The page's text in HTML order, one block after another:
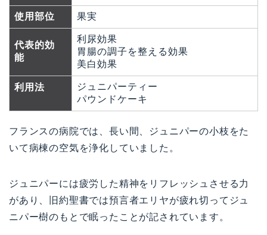
使用部位 果実
代表的効
能
利尿効果
胃腸の調子を整える効果
美白効果
利用法
ジュニパーティー
パウンドケーキ
フランスの病院では、長い間、ジュニパーの小枝をた
いて病棟の空気を浄化していました。
ジュニパーには疲労した精神をリフレッシュさせる力
があり、旧約聖書では預言者エリヤが疲れ切ってジュ
ニパー樹のもとで眠ったことが記されています。